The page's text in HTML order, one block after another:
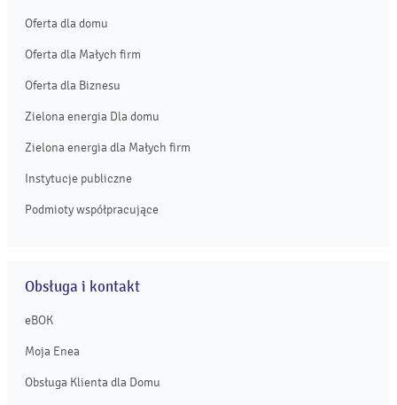
Oferta dla domu
Oferta dla Małych firm
Oferta dla Biznesu
Zielona energia Dla domu
Zielona energia dla Małych firm
Instytucje publiczne
Podmioty współpracujące
Obsługa i kontakt
eBOK
Moja Enea
Obsługa Klienta dla Domu